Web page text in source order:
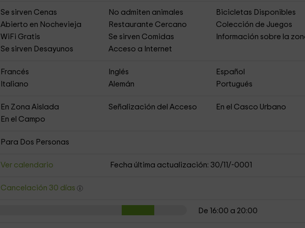
Se sirven Cenas No admiten animales
Bicicletas Disponibles
Abierto en Nochevieja
Restaurante Cercano
Colección de Juegos
WiFi Gratis
Se sirven Comidas
Información sobre la
Se sirven Desayunos
Acceso a Internet
Francés Inglés
Español
Italiano
Alemán Portugués
En Zona Aislada Señalización del Acceso
En el Casco Urbano
En el Campo
Para Dos Personas
Ver calendario Fecha última actualización: 30/11/-0001
Cancelación 30 días
De 16:00 a 20:00